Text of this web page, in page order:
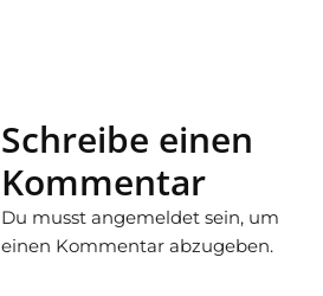
Schreibe einen
Kommentar
Du musst angemeldetsein, um
einen Kommentar abzugeben.